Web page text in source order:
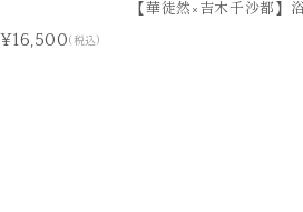
【華徒然×吉木千沙都】
¥16,500(税込)